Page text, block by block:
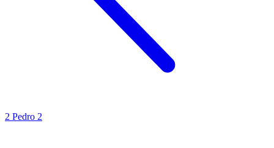
2 Pedro 2